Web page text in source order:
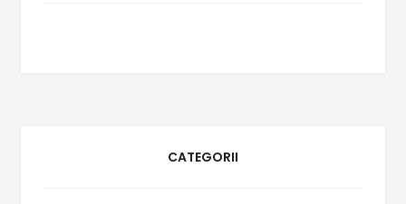
CATEGORII